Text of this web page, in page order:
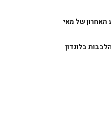
האחרון של מאי
בלונדון